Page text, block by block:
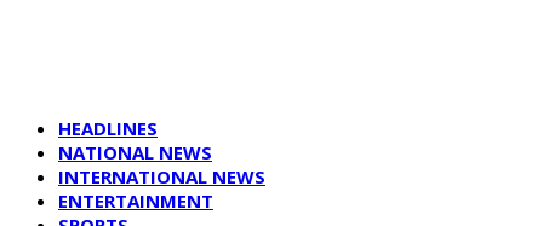
HEADLINES
NATIONAL NEWS
INTERNATIONAL NEWS
ENTERTAINMENT